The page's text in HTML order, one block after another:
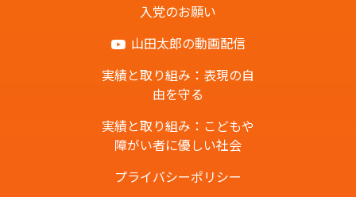
入党のお願い
山田太郎の動画配信
実績と取り組み：表現の自
由を守る
実績と取り組み：こどもや
障がい者に優しい社会
プライバシーポリシー